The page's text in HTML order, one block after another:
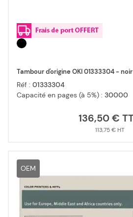
Tambour d'origine OKI 01333304 - noir
Réf : 01333304
Capacité en pages (à 5%) : 30000
136,50 €
113,75 €
OEM